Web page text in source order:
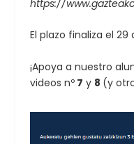
https://
El plazo finaliza el 29
¡Apoya a nuestro
videos nº7 y 8 (y